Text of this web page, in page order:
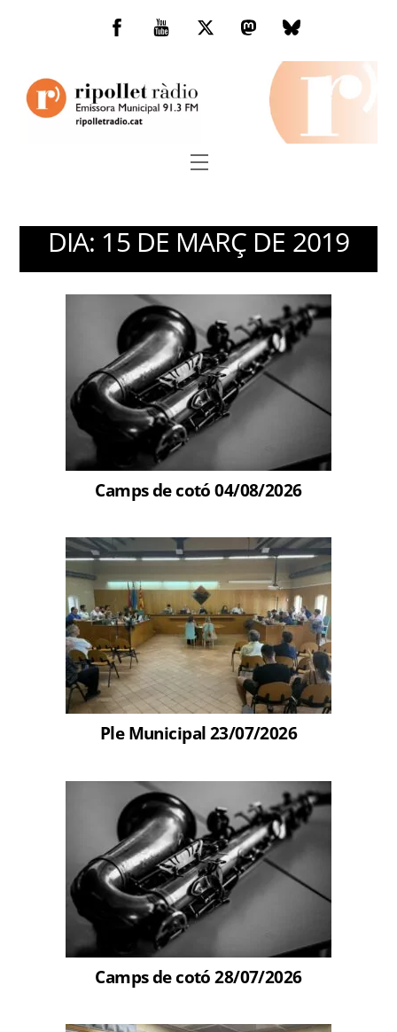
Facebook
You
TwitterMastodonBluesky
Menu
DIA: 15 DE MARÇ DE 2019
Camps de cotó 04/08/2026
Ple Municipal 23/07/2026
Camps de cotó 28/07/2026